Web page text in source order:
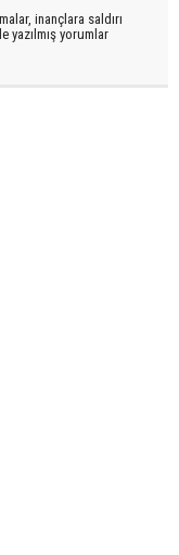
inançlara saldırı
yazılmış yorumlar